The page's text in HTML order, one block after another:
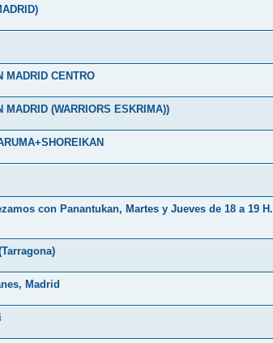
MADRID CENTRO
(WARRIORS ESKRIMA))
con Panantukan, Martes y Jueves de 18 a 19 H.
Madrid